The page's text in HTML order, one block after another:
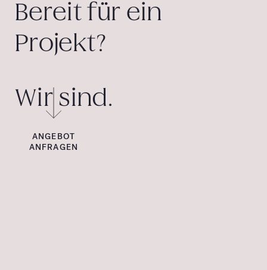
Bereit für ein
Projekt?
Wir sind.
ANGEBOT
ANFRAGEN